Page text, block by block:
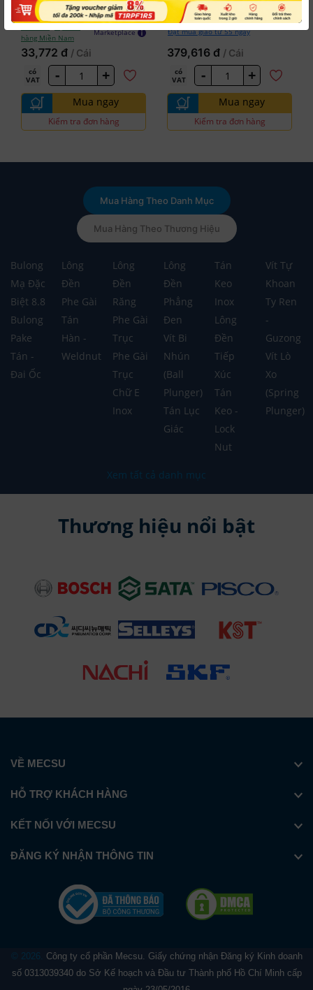
Bosi BS364841
Tồn kho6tại Kho
hàng Miền Nam
Marketplace
33,772 đ / Cái
có
VAT
- +
Mua ngay
Kiểm tra đơn hàng
mm Bosi BS366818
Đặt mua giao từ 55 ngày
379,616 đ / Cái
có
VAT
- +
Mua ngay
Kiểm tra đơn hàng
Mua Hàng Theo Danh Mục
Mua Hàng Theo Thương Hiệu
Bulong
Mạ Đặc
Biệt 8.8
Bulong
Pake
Tán -
Đai Ốc
Lông
Đền
Phe Gài
Tán
Hàn -
Weldnut
Lông
Đền
Răng
Phe Gài
Trục
Phe Gài
Trục
Chữ E
Inox
Lông
Đền
Phẳng
Đen
Vít Bi
Nhún
(Ball
Plunger)
Tán Lục
Giác
Tán
Keo
Inox
Lông
Đền
Tiếp
Xúc
Tán
Keo -
Lock
Nut
Vít Tự
Khoan
Ty Ren
-
Guzong
Vít Lò
Xo
(Spring
Plunger)
Xem tất cả danh mục
Thương hiệu nổi bật
VỀ MECSU
HỖ TRỢ KHÁCH HÀNG
KẾT NỐI VỚI MECSU
ĐĂNG KÝ NHẬN THÔNG TIN
© 2026.
Công ty cổ phần Mecsu. Giấy chứng nhận Đăng ký Kinh doanh
số 0313039340 do Sở Kế hoạch và Đầu tư Thành phố Hồ Chí Minh cấp